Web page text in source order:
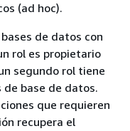
(ad hoc).
de datos con
rol es propietario
segundo rol tiene
de base de datos.
que requieren
recupera el